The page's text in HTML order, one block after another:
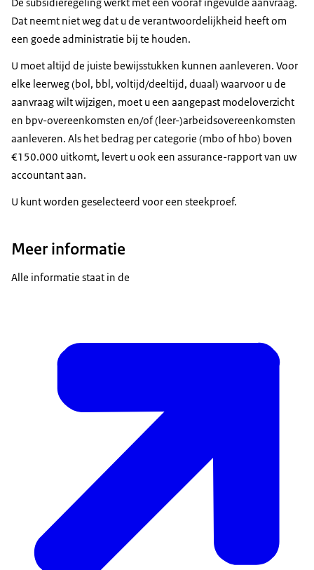
De subsidieregeling werkt met een vooraf ingevulde aanvraag.
Dat neemt niet weg dat u de verantwoordelijkheid heeft om
een goede administratie bij te houden.
U moet altijd de juiste bewijsstukken kunnen aanleveren. Voor
elke leerweg (bol, bbl, voltijd/deeltijd, duaal) waarvoor u de
aanvraag wilt wijzigen, moet u een aangepast modeloverzicht
en bpv-overeenkomsten en/of (leer-)arbeidsovereenkomsten
aanleveren. Als het bedrag per categorie (mbo of hbo) boven
€150.000 uitkomt, levert u ook een assurance-rapport van uw
accountant aan.
U kunt worden geselecteerd voor een steekproef.
Meer informatie
Alle informatie staat in de